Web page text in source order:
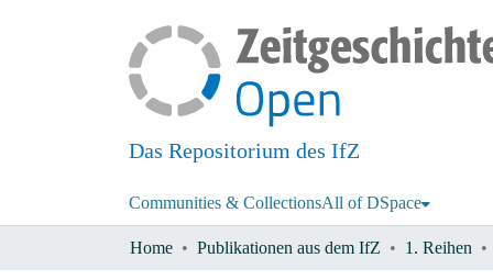
Das Repositorium des IfZ
Communities & CollectionsAll of DSpace
Home Publikationen aus dem IfZ 1. Reihen